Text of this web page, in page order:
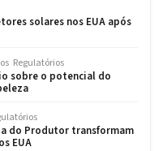
solares nos EUA após
Regulatórios
sobre o potencial do
do Produtor transformam
EUA